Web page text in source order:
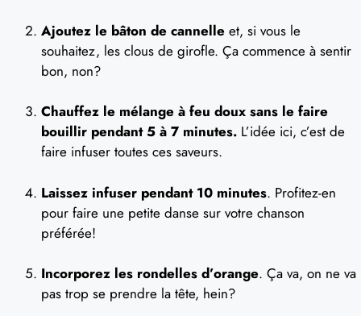
Ajoutez le bâton de cannelle et, si vous le
souhaitez, les clous de girofle. Ça commence à sentir
bon, non?
Chauffez le mélange à feu doux sans le faire
bouillir pendant 5 à 7 minutes. L’idée ici, c’est de
faire infuser toutes ces saveurs.
Laissez infuser pendant 10 minutes. Profitez-en
pour faire une petite danse sur votre chanson
préférée!
Incorporez les rondelles d’orange. Ça va, on ne va
pas trop se prendre la tête, hein?